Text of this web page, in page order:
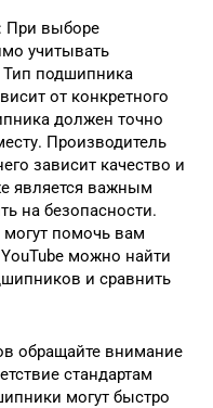
При выборе
учитывать
подшипника
от конкретного
должен точно
Производитель
зависит качество и
является важным
на безопасности.
помочь вам
можно найти
и сравнить
обращайте внимание
стандартам
могут быстро